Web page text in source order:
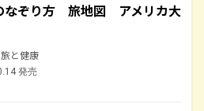
なぞり方 旅地図 アメリカ大
と健康
発売